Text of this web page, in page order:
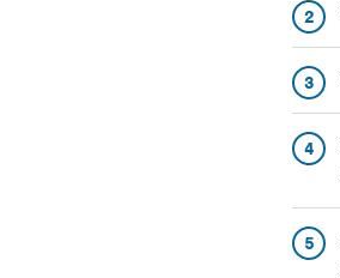
2
3
4
5